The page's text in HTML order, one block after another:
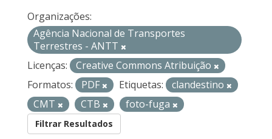
Organizações:
Agência Nacional de Transportes
Terrestres - ANTT
Licenças:
Creative Commons Atribuição
Formatos:
PDF Etiquetas:
clandestino
CMT
CTB foto-fuga
Filtrar Resultados